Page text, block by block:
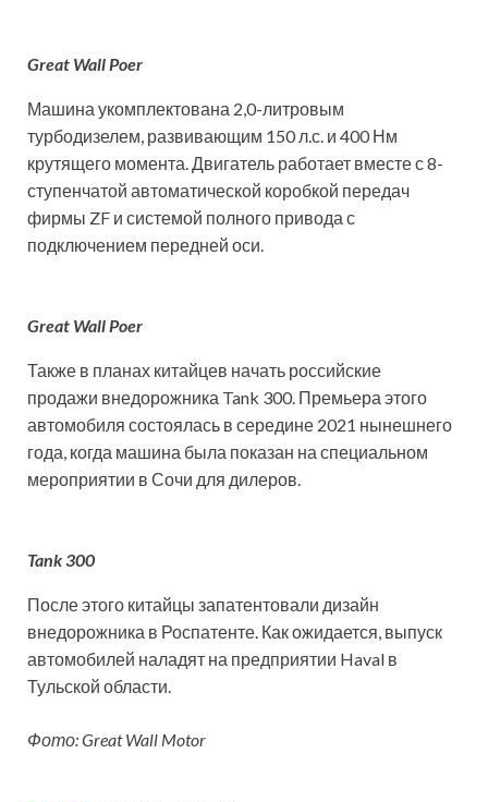
Great Wall Poer
Машина укомплектована 2,0-литровым
турбодизелем, развивающим 150 л.с. и 400 Нм
крутящего момента. Двигатель работает вместе с 8-
ступенчатой автоматической коробкой передач
фирмы ZF и системой полного привода с
подключением передней оси.
Great Wall Poer
Также в планах китайцев начать российские
продажи внедорожника Tank 300. Премьера этого
автомобиля состоялась в середине 2021 нынешнего
года, когда машина была показан на специальном
мероприятии в Сочи для дилеров.
Tank 300
После этого китайцы запатентовали дизайн
внедорожника в Роспатенте. Как ожидается, выпуск
автомобилей наладят на предприятии Haval в
Тульской области.
Фото: Great Wall Motor